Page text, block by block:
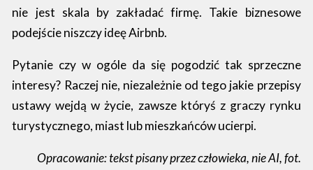
nie jest skala by zakładać firmę. Takie biznesowe
podejście niszczy ideę Airbnb.
Pytanie czy w ogóle da się pogodzić tak sprzeczne
interesy? Raczej nie, niezależnie od tego jakie przepisy
ustawy wejdą w życie, zawsze któryś z graczy rynku
turystycznego, miast lub mieszkańców ucierpi.
Opracowanie: tekst pisany przez człowieka, nie AI, fot.